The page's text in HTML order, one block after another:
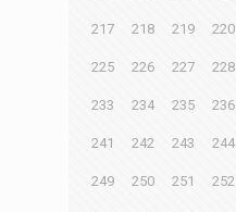
217 218 219 220
225 226 227 228
233 234 235 236
241 242 243 244
249 250 251 252